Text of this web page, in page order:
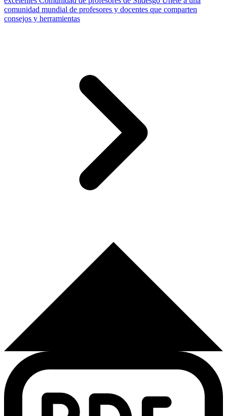
comunidad mundial de profesores y docentes que comparten
consejos y herramientas